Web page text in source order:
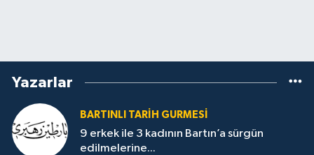
Yazarlar
BARTINLI TARIH GURMESI
9 erkek ile 3 kadının Bartın’a sürgün
edilmelerine...